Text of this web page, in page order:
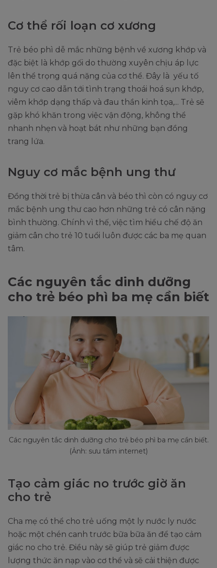
Cơ thể rối loạn cơ xương
Trẻ béo phì dễ mắc những bệnh về xương khớp và
đặc biệt là khớp gối do thường xuyên chịu áp lực
lên thể trọng quá nặng của cơ thể. Đây là yếu tố
nguy cơ cao dẫn tới tình trạng thoái hoá sụn khớp,
viêm khớp dạng thấp và đau thần kinh tọa,... Trẻ sẽ
gặp khó khăn trong việc vận động, không thể
nhanh nhẹn và hoạt bát như những bạn đồng
trang lứa.
Nguy cơ mắc bệnh ung thư
Đồng thời trẻ bị thừa cân và béo thì còn có nguy cơ
mắc bệnh ung thư cao hơn những trẻ có cân nặng
bình thường. Chính vì thế, việc tìm hiểu chế độ ăn
giảm cân cho trẻ 10 tuổi luôn được các ba mẹ quan
tâm.
Các nguyên tắc dinh dưỡng
cho trẻ béo phì ba mẹ cần biết
Các nguyên tắc dinh dưỡng cho trẻ béo phì ba mẹ cần biết.
(Ảnh: sưu tầm internet)
Tạo cảm giác no trước giờ ăn
cho trẻ
Cha mẹ có thể cho trẻ uống một ly nước ly nước
hoặc một chén canh trước bữa bữa ăn để tạo cảm
giác no cho trẻ. Điều này sẽ giúp trẻ giảm được
lượng thức ăn nạp vào cơ thể và sẽ cải thiện được